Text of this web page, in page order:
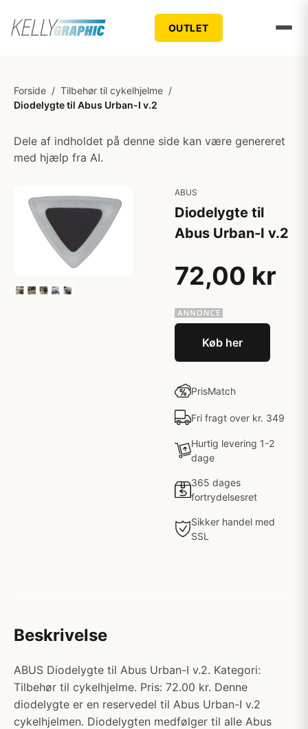
OUTLET
Forside / Tilbehør til cykelhjelme /
Diodelygte til Abus Urban-I v.2
Dele af indholdet på denne side kan være genereret
med hjælp fra AI.
ABUS
Diodelygte til
Abus Urban-I v.2
72,00 kr
Køb her
PrisMatch
Fri fragt over kr. 349
Hurtig levering 1-2
dage
365 dages
fortrydelsesret
Sikker handel med
SSL
Beskrivelse
ABUS Diodelygte til Abus Urban-I v.2. Kategori:
Tilbehør til cykelhjelme. Pris: 72.00 kr. Denne
diodelygte er en reservedel til Abus Urban-I v.2
cykelhjelmen. Diodelygten medfølger til alle Abus